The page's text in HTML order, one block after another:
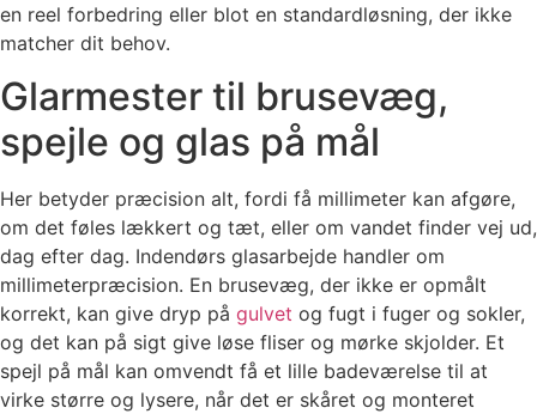
en reel forbedring eller blot en standardløsning, der ikke
matcher dit behov.
Glarmester til brusevæg,
spejle og glas på mål
Her betyder præcision alt, fordi få millimeter kan afgøre,
om det føles lækkert og tæt, eller om vandet finder vej ud,
dag efter dag. Indendørs glasarbejde handler om
millimeterpræcision. En brusevæg, der ikke er opmålt
korrekt, kan give dryp på gulvet og fugt i fuger og sokler,
og det kan på sigt give løse fliser og mørke skjolder. Et
spejl på mål kan omvendt få et lille badeværelse til at
virke større og lysere, når det er skåret og monteret